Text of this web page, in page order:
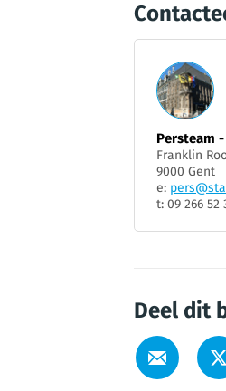
Persteam
Franklin
9000 Gent
e:
t: 09 266 52
Deel dit